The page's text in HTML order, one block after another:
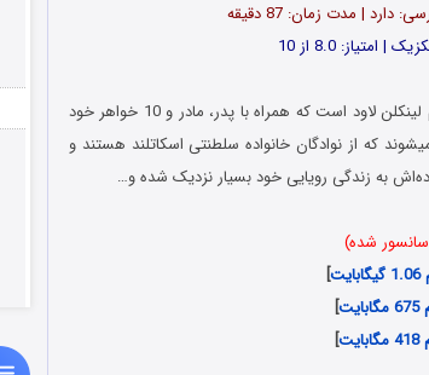
| مدت زمان: 87 دقیقه
8.0 از 10
انیمیشن خانه پر سر و صدا The Loud House در مورد پسری به نام لینکلن لاود است که همراه با پدر، مادر و 10 خواهر خود
که از نوادگان خانواده سلطنتی اسکاتلند هستند و
به زندگی رویایی خود بسیار نزدیک شده و…
شده)
]
]
]